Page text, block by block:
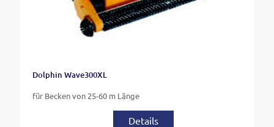
Dolphin Wave300XL
für Becken von 25-60 m Länge
Details